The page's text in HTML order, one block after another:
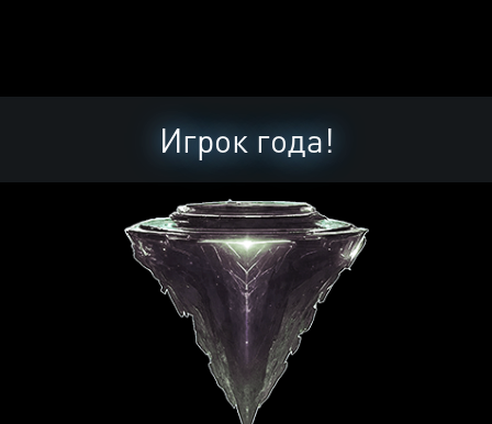
Игрок года!